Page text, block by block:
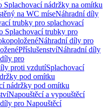
Splachovací nádržky na omítku
na WC míseNáhradní díly
trubky pro splachovací
Splachovací trubky pro
Náhradní díly pro
PříslušenstvíNáhradní díly
pro
proti vzdutíSplachovací
pod omítku
nádržky pod omítku
Napouštěcí a vypouštěcí
pro Napouštěcí